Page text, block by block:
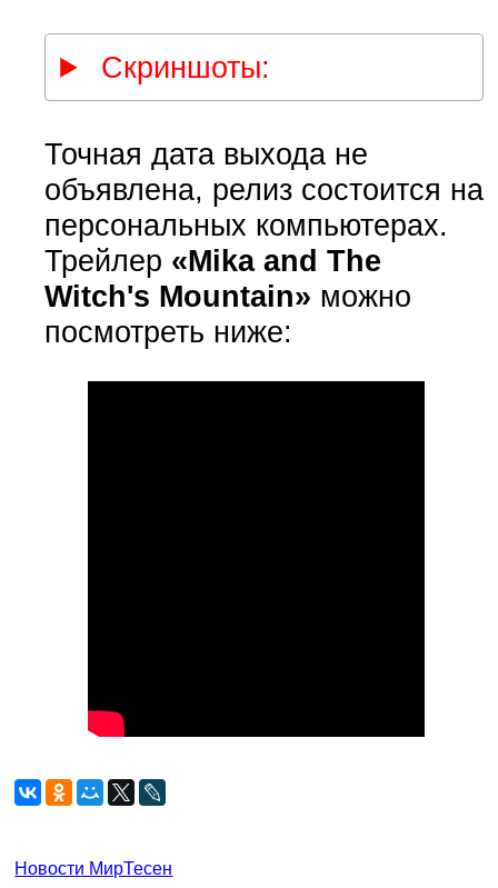
Скриншоты:
Точная дата выхода не
объявлена, релиз состоится на
персональных компьютерах.
Трейлер «Mika and The
Witch's Mountain» можно
посмотреть ниже:
Новости МирТесен